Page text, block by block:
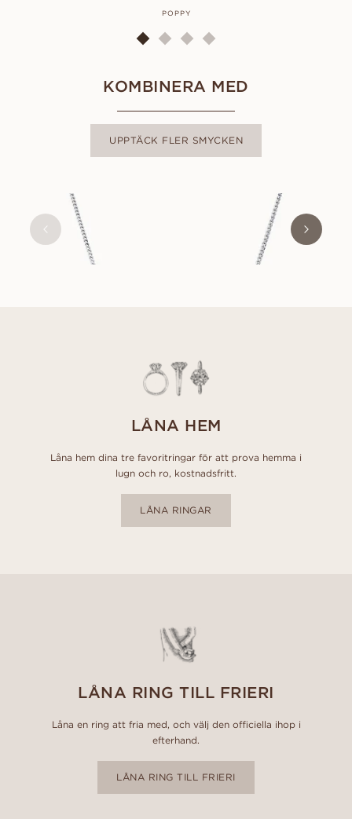
POPPY
KOMBINERA MED
UPPTÄCK FLER SMYCKEN
LÅNA HEM
Låna hem dina tre favoritringar för att prova hemma i
lugn och ro, kostnadsfritt.
LÅNA RINGAR
LÅNA RING TILL FRIERI
Låna en ring att fria med, och välj den officiella ihop i
efterhand.
LÅNA RING TILL FRIERI